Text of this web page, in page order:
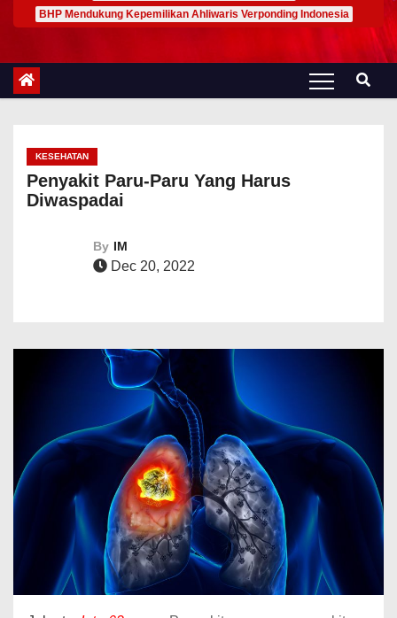
BHP Mendukung Kepemilikan Ahliwaris Verponding Indonesia
KESEHATAN
Penyakit Paru-Paru Yang Harus
Diwaspadai
By IM
Dec 20, 2022